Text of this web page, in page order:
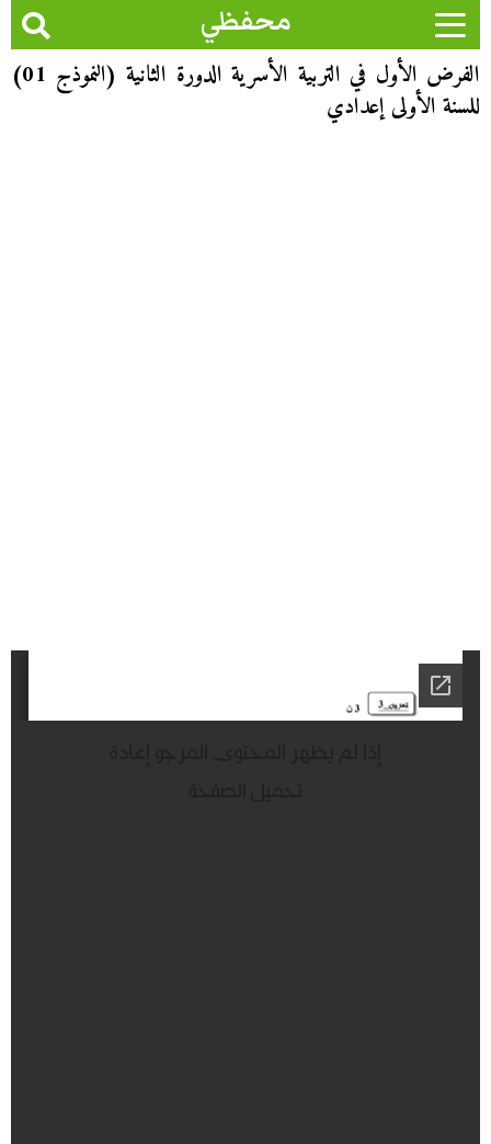
محفظي
الفرض الأول في التربية الأسرية الدورة الثانية (النموذج 01)
للسنة الأولى إعدادي